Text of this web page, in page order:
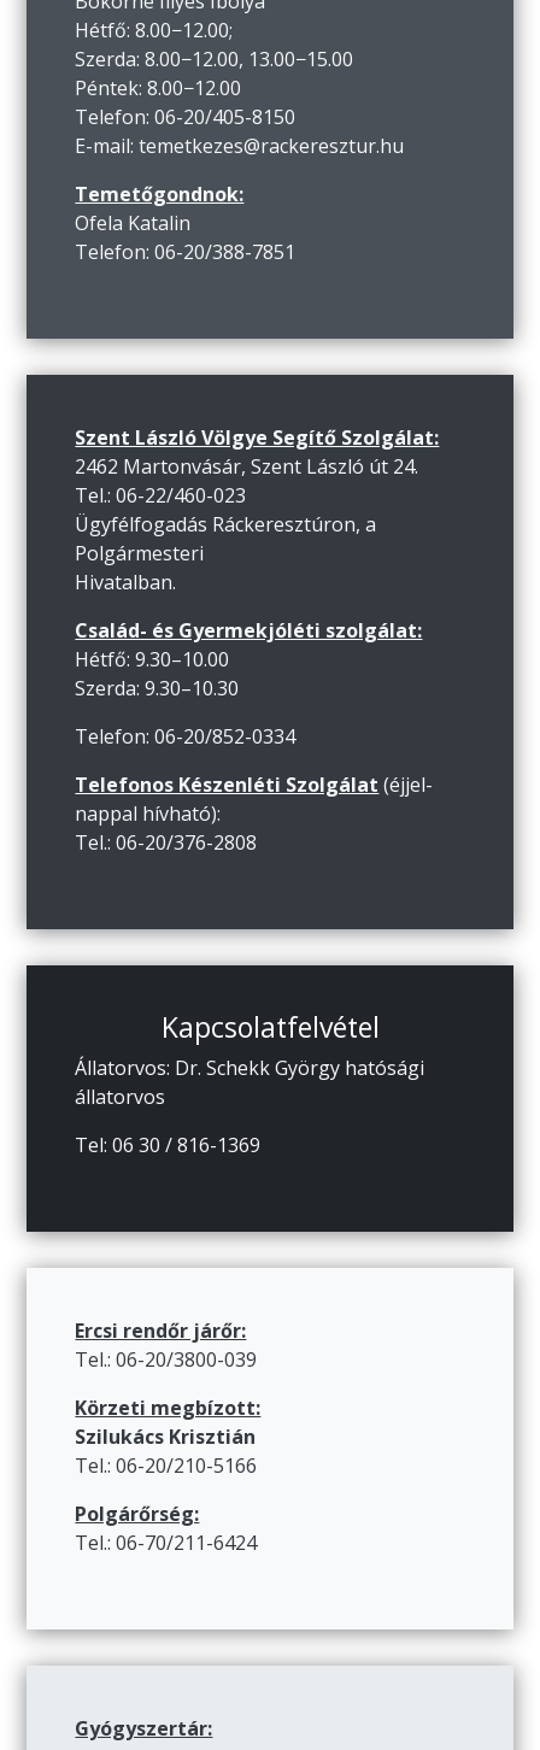
Hétfő: 8.00−12.00;
Szerda: 8.00−12.00, 13.00−15.00
Péntek: 8.00−12.00
Telefon: 06-20/405-8150
E-mail: temetkezes@rackeresztur.hu
Temetőgondnok:
Ofela Katalin
Telefon: 06-20/388-7851
Szent László Völgye Segítő Szolgálat:
2462 Martonvásár, Szent László út 24.
Tel.: 06-22/460-023
Ügyfélfogadás Ráckeresztúron, a
Polgármesteri
Hivatalban.
Család- és Gyermekjóléti szolgálat:
Hétfő: 9.30–10.00
Szerda: 9.30–10.30
Telefon: 06-20/852-0334
Telefonos Készenléti Szolgálat (éjjel-
nappal hívható):
Tel.: 06-20/376-2808
Kapcsolatfelvétel
Állatorvos: Dr. Schekk György hatósági
állatorvos
Tel: 06 30 / 816-1369
Ercsi rendőr járőr:
Tel.: 06-20/3800-039
Körzeti megbízott:
Szilukács Krisztián
Tel.: 06-20/210-5166
Polgárőrség:
Tel.: 06-70/211-6424
Gyógyszertár: